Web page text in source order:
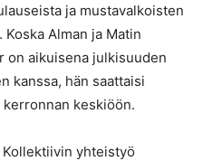
ja mustavalkoisten
Alman ja Matin
on aikuisena julkisuuden
kanssa, hän saattaisi
keskiöön.
yhteistyö